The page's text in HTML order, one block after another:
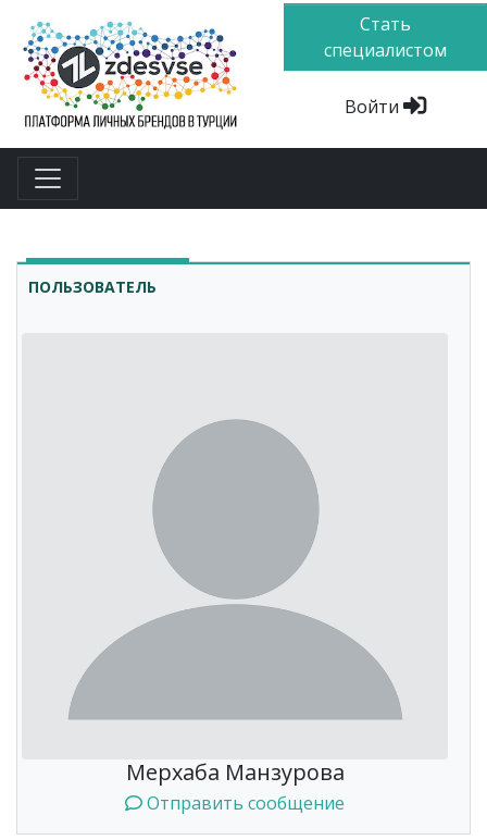
Стать
специалистом
Войти
ПОЛЬЗОВАТЕЛЬ
Мерхаба Манзурова
Отправить сообщение